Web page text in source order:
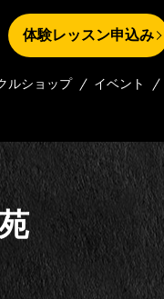
ルショップ イベント
体験レッスン申込み